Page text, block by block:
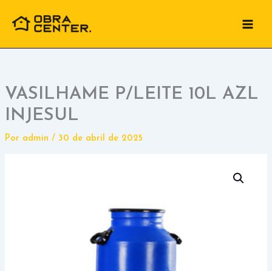
para
conteúdo
VASILHAME P/LEITE 10L AZL
INJESUL
Por admin / 30 de abril de 2025